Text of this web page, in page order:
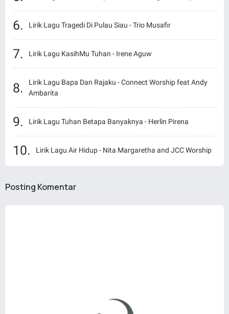
Lirik Lagu Tragedi Di Pulau Siau - Trio Musafir
Lirik Lagu KasihMu Tuhan - Irene Aguw
Lirik Lagu Bapa Dan Rajaku - Connect Worship feat Andy
Ambarita
Lirik Lagu Tuhan Betapa Banyaknya - Herlin Pirena
Lirik Lagu Air Hidup - Nita Margaretha and JCC Worship
Posting Komentar